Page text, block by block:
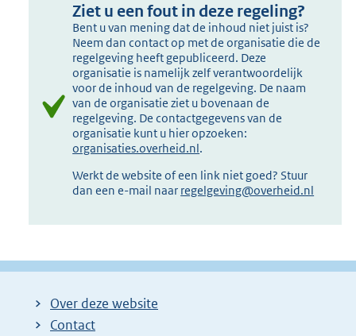
Ziet u een fout in deze regeling?
Bent u van mening dat de inhoud niet juist is?
Neem dan contact op met de organisatie die de
regelgeving heeft gepubliceerd. Deze
organisatie is namelijk zelf verantwoordelijk
voor de inhoud van de regelgeving. De naam
van de organisatie ziet u bovenaan de
regelgeving. De contactgegevens van de
organisatie kunt u hier opzoeken:
organisaties.overheid.nl.
Werkt de website of een link niet goed? Stuur
dan een e-mail naar regelgeving@overheid.nl
Over deze website
Contact